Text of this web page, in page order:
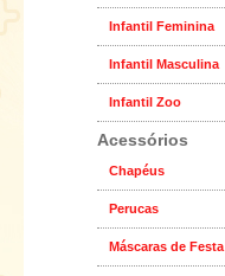
Infantil Feminina
Infantil Masculina
Infantil Zoo
Acessórios
Chapéus
Perucas
Máscaras de Festa